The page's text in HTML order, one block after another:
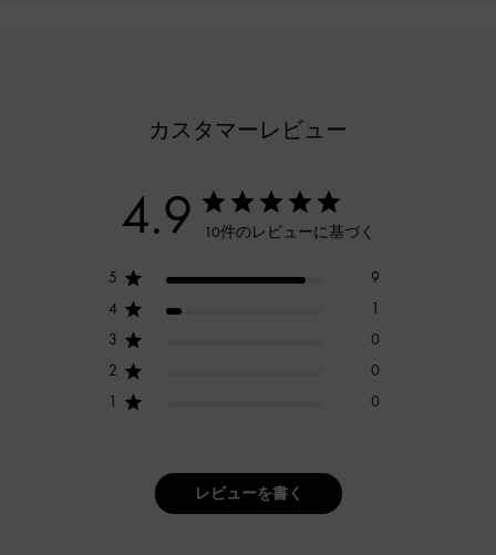
カスタマーレビュー
4.9 10件のレビューに基づく
5
9
4
1
3
0
2
0
1
0
レビューを書く